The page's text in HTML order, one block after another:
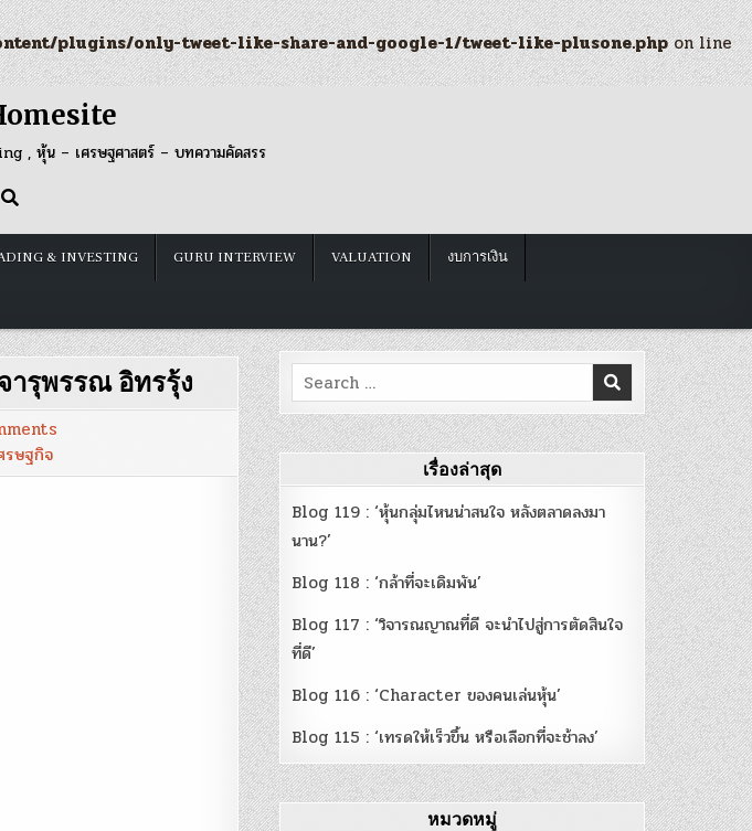
plugins/only-tweet-like-share-and-google-1/tweet-like-plusone.phpon line
, หุ้น – เศรษฐศาสตร์ – บทความคัดสรร
& INVESTING GURU INTERVIEW VALUATION งบการเงิน
ารุพรรณ อิทรรุ้ง
คุณค่า
รษฐกิจ
Search
for:
เรื่องล่าสุด
Blog 119 : ‘หุ้นกลุ่มไหนน่าสนใจ หลังตลาดลงมา
นาน?’
Blog 118 : ‘กล้าที่จะเดิมพัน’
Blog 117 : ‘วิจารณญาณที่ดี จะนำไปสู่การตัดสินใจ
ที่ดี’
Blog 116 : ‘Character ของคนเล่นหุ้น’
Blog 115 : ‘เทรดให้เร็วขึ้น หรือเลือกที่จะช้าลง’
หมวดหมู่